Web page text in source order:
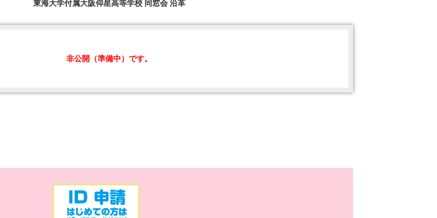
東海大学付属大阪仰星高等学校 同窓会 沿革
非公開（準備中）です。